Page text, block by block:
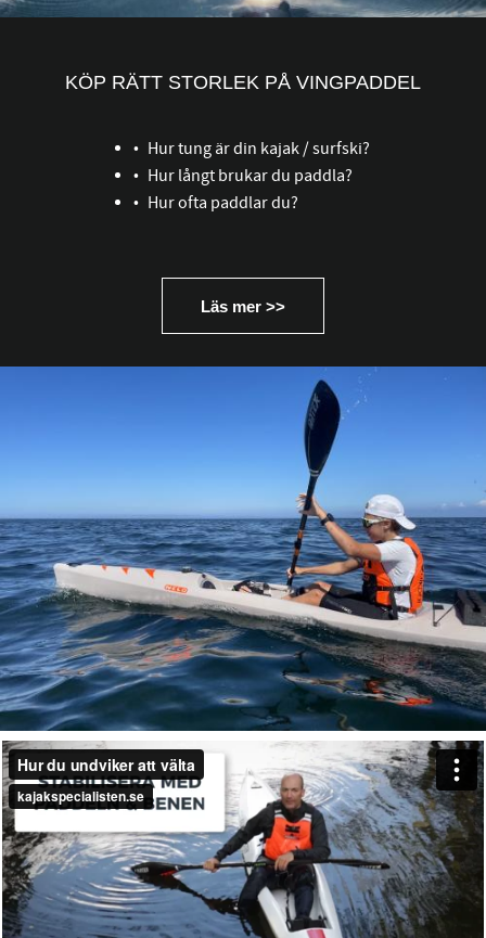
KÖP RÄTT STORLEK PÅ VINGPADDEL
Hur tung är din kajak / surfski?
Hur långt brukar du paddla?
Hur ofta paddlar du?
Läs mer >>